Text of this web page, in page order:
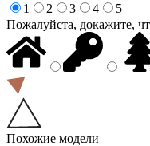
1
2 3 4
5
Пожалуйста, докажите,
Похожие модели